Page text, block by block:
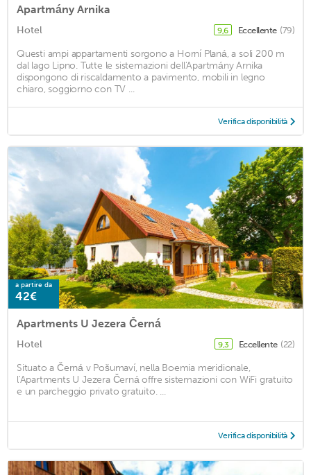
Apartmány Arnika
Hotel 9,6 Eccellente (79)
Questi ampi appartamenti sorgono a Horní Planá, a soli 200 m
dal lago Lipno. Tutte le sistemazioni dell'Apartmány Arnika
dispongono di riscaldamento a pavimento, mobili in legno
chiaro, soggiorno con TV ...
Verifica disponibilità
a partire da
42€
Apartments U Jezera Černá
Hotel 9,3 Eccellente (22)
Situato a Černá v Pošumaví, nella Boemia meridionale,
l'Apartments U Jezera Černá offre sistemazioni con WiFi gratuito
e un parcheggio privato gratuito. ...
Verifica disponibilità